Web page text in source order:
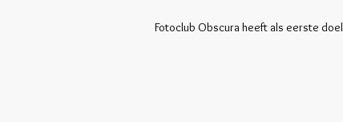
Fotoclub Obscura heeft als eerste